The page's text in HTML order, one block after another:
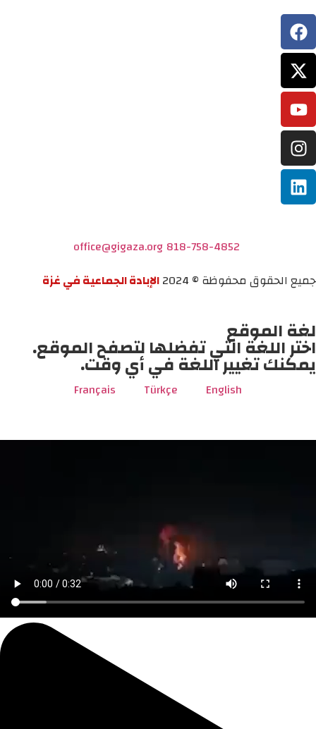
818-758-4852
office@gigaza.org
جميع الحقوق محفوظة © 2024
الإبادة الجماعية في غزة
لغة الموقع
اختر اللغة التي تفضلها لتصفح الموقع.
يمكنك تغيير اللغة في أي وقت.
English
Türkçe
Français